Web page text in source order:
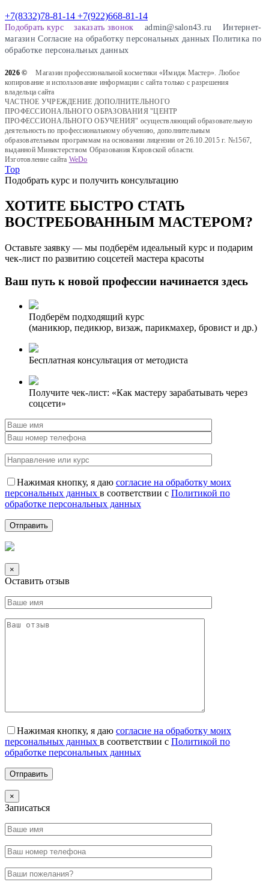
+7(8332)78-81-14 +7(922)668-81-14
Подобрать курс заказать звонок admin@salon43.ru
Интернет-
магазинCогласие на обработку персональных данныхПолитика по
обработке персональных данных
2026 ©
Магазин профессиональной косметики «Имидж Мастер». Любое
копирование и использование информации с сайта только с разрешения
владельца сайта
ЧАСТНОЕ УЧРЕЖДЕНИЕ ДОПОЛНИТЕЛЬНОГО
ПРОФЕССИОНАЛЬНОГО ОБРАЗОВАНИЯ "ЦЕНТР
ПРОФЕССИОНАЛЬНОГО ОБУЧЕНИЯ" осуществляющий образовательную
деятельность по профессиональному обучению, дополнительным
образовательным программам на основании лицензии от 26.10.2015 г. №1567,
выданной Министерством Образования Кировской области.
Изготовление сайта WeDo
Top
Подобрать курс и получить консультацию
ХОТИТЕ БЫСТРО СТАТЬ
ВОСТРЕБОВАННЫМ МАСТЕРОМ?
Оставьте заявку — мы подберём идеальный курс и подарим
чек-лист по развитию соцсетей мастера красоты
Ваш путь к новой профессии начинается здесь
Подберём подходящий курс
(маникюр, педикюр, визаж, парикмахер, бровист и др.)
Бесплатная консультация от методиста
Получите чек-лист: «Как мастеру зарабатывать через
соцсети»
Нажимая кнопку, я даю согласие на обработку моих
персональных данных в соответствии с Политикой по
обработке персональных данных
×
Оставить отзыв
Нажимая кнопку, я даю согласие на обработку моих
персональных данных в соответствии с Политикой по
обработке персональных данных
×
Записаться